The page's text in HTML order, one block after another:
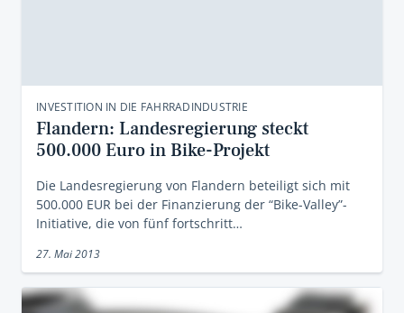
INVESTITION IN DIE FAHRRADINDUSTRIE
Flandern: Landesregierung steckt
500.000 Euro in Bike-Projekt
Die Landesregierung von Flandern beteiligt sich mit
500.000 EUR bei der Finanzierung der “Bike-Valley”-
Initiative, die von fünf fortschritt…
27. Mai 2013